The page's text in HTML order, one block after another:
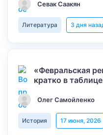
Севак Саакян
Литература 3 дня
«Февральская
кратко в
Олег Самойленко
История 17 июня, 2026